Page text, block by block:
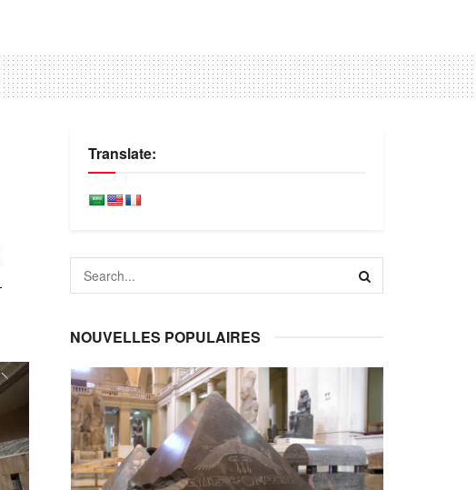
Translate:
NOUVELLES POPULAIRES